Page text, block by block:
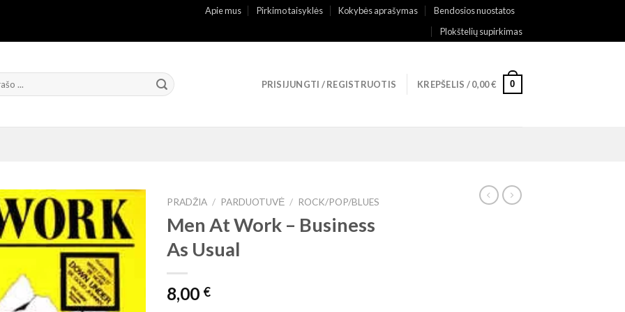
Apie mus Pirkimo taisyklės Kokybės aprašymas
Bendosios nuostatos
Plokštelių supirkimas
PRISIJUNGTI / REGISTRUOTIS KREPŠELIS /0,00€ 0
PRADŽIA / PARDUOTUVĖ / ROCK/POP/BLUES
Men At Work ‎– Business
As Usual
8,00 €